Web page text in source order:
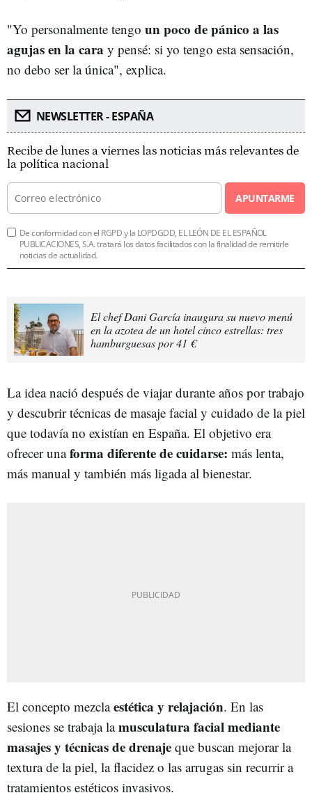
"Yo personalmente tengo un poco de pánico a las
agujas en la cara y pensé: si yo tengo esta sensación,
no debo ser la única", explica.
NEWSLETTER - ESPAÑA
Recibe de lunes a viernes las noticias más relevantes de
la política nacional
APUNTARME
De conformidad con el RGPD y la LOPDGDD, EL LEÓN DE EL ESPAÑOL
PUBLICACIONES, S.A. tratará los datos facilitados con la finalidad de remitirle
noticias de actualidad.
El chef Dani García inaugura su nuevo menú
en la azotea de un hotel cinco estrellas: tres
hamburguesas por 41 €
La idea nació después de viajar durante años por trabajo
y descubrir técnicas de masaje facial y cuidado de la piel
que todavía no existían en España. El objetivo era
ofrecer unaforma diferente de cuidarse: más lenta,
más manual y también más ligada al bienestar.
El concepto mezclaestética y relajación. En las
sesiones se trabaja lamusculatura facial mediante
masajes y técnicas de drenaje que buscan mejorar la
textura de la piel, la flacidez o las arrugas sin recurrir a
tratamientos estéticos invasivos.